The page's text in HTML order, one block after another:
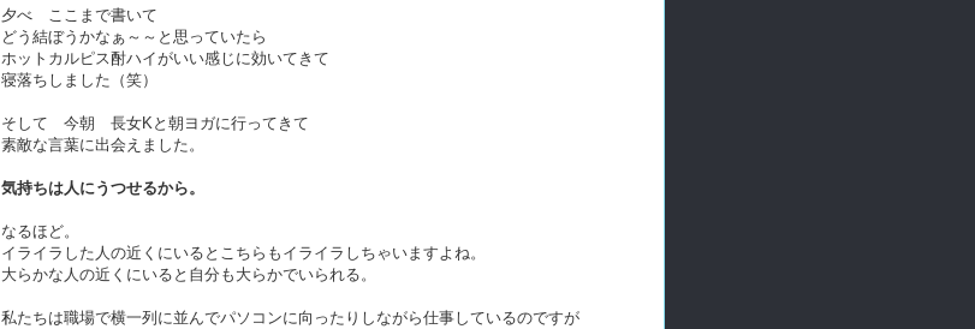
夕べ ここまで書いて
どう結ぼうかなぁ～～と思っていたら
ホットカルピス酎ハイがいい感じに効いてきて
寝落ちしました（笑）
そして 今朝 長女Kと朝ヨガに行ってきて
素敵な言葉に出会えました。
気持ちは人にうつせるから。
なるほど。
イライラした人の近くにいるとこちらもイライラしちゃいますよね。
大らかな人の近くにいると自分も大らかでいられる。
私たちは職場で横一列に並んでパソコンに向ったりしながら仕事しているのですが